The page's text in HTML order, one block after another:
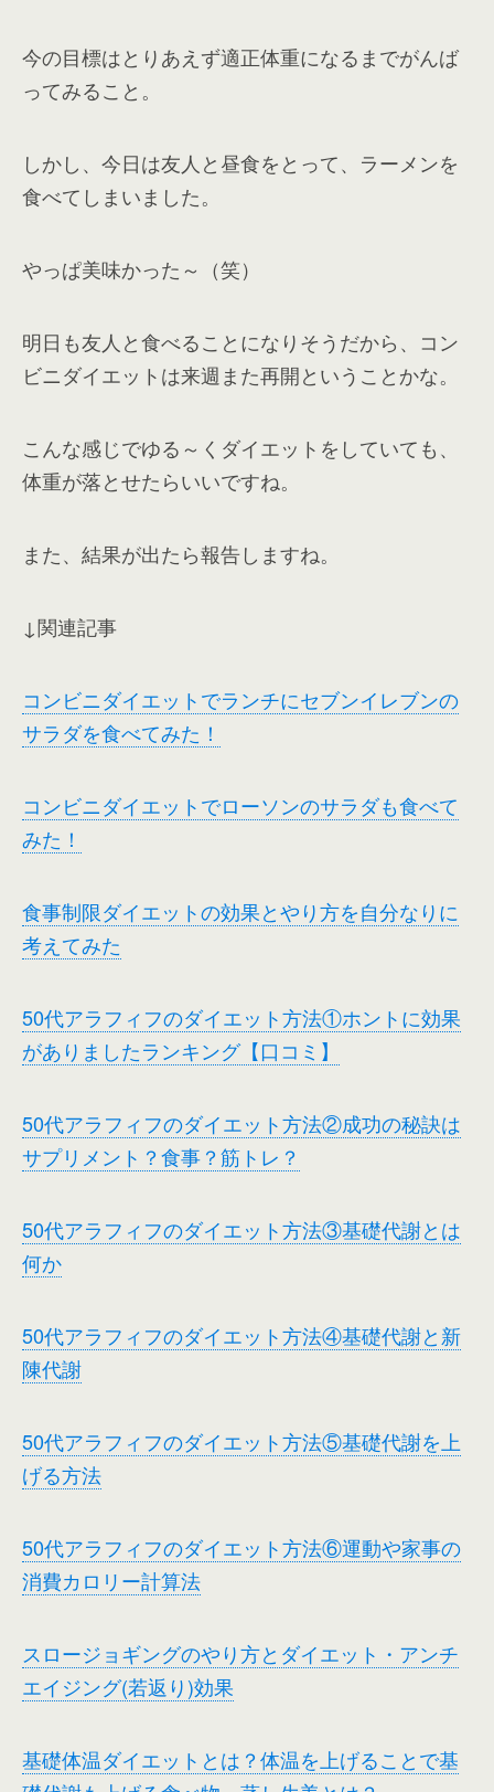
今の目標はとりあえず適正体重になるまでがんば
ってみること。
しかし、今日は友人と昼食をとって、ラーメンを
食べてしまいました。
やっぱ美味かった～（笑）
明日も友人と食べることになりそうだから、コン
ビニダイエットは来週また再開ということかな。
こんな感じでゆる～くダイエットをしていても、
体重が落とせたらいいですね。
また、結果が出たら報告しますね。
↓関連記事
コンビニダイエットでランチにセブンイレブンの
サラダを食べてみた！
コンビニダイエットでローソンのサラダも食べて
みた！
食事制限ダイエットの効果とやり方を自分なりに
考えてみた
50代アラフィフのダイエット方法①ホントに効果
がありましたランキング【口コミ】
50代アラフィフのダイエット方法②成功の秘訣は
サプリメント？食事？筋トレ？
50代アラフィフのダイエット方法③基礎代謝とは
何か
50代アラフィフのダイエット方法④基礎代謝と新
陳代謝
50代アラフィフのダイエット方法⑤基礎代謝を上
げる方法
50代アラフィフのダイエット方法⑥運動や家事の
消費カロリー計算法
スロージョギングのやり方とダイエット・アンチ
エイジング(若返り)効果
基礎体温ダイエットとは？体温を上げることで基